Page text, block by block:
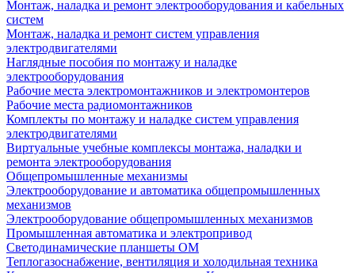
Монтаж, наладка и ремонт электрооборудования и кабельных
систем
Монтаж, наладка и ремонт систем управления
электродвигателями
Наглядные пособия по монтажу и наладке
электрооборудования
Рабочие места электромонтажников и электромонтеров
Рабочие места радиомонтажников
Комплекты по монтажу и наладке систем управления
электродвигателями
Виртуальные учебные комплексы монтажа, наладки и
ремонта электрооборудования
Общепромышленные механизмы
Электрооборудование и автоматика общепромышленных
механизмов
Электрооборудование общепромышленных механизмов
Промышленная автоматика и электропривод
Светодинамические планшеты ОМ
Теплогазоснабжение, вентиляция и холодильная техника